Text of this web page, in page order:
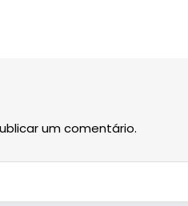
um comentário.